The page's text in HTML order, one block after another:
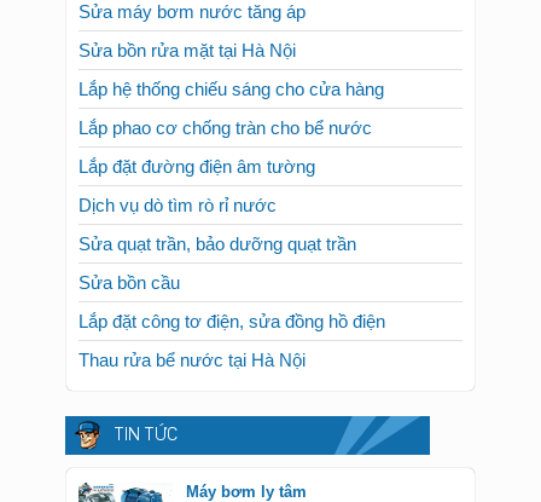
Sửa máy bơm nước tăng áp
Sửa bồn rửa mặt tại Hà Nội
Lắp hệ thống chiếu sáng cho cửa hàng
Lắp phao cơ chống tràn cho bể nước
Lắp đặt đường điện âm tường
Dịch vụ dò tìm rò rỉ nước
Sửa quạt trần, bảo dưỡng quạt trần
Sửa bồn cầu
Lắp đặt công tơ điện, sửa đồng hồ điện
Thau rửa bể nước tại Hà Nội
TIN TỨC
Máy bơm ly tâm